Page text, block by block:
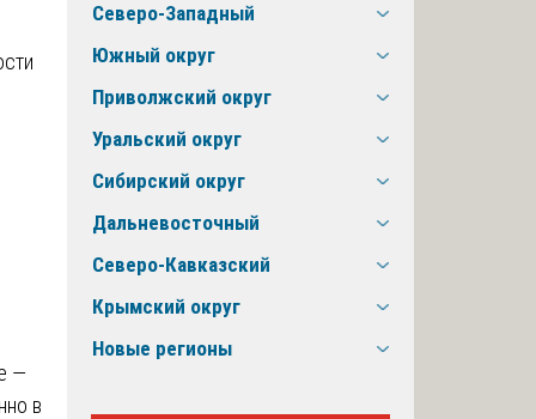
—
в
Северо-Западный
Южный округ
Приволжский округ
Уральский округ
Сибирский округ
Дальневосточный
Северо-Кавказский
Крымский округ
Новые регионы